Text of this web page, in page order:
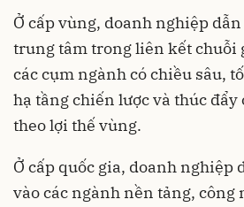
Ở cấp vùng, doanh nghiệp
trung tâm trong liên kết
các cụm ngành có chiều sâu,
hạ tầng chiến lược và thúc
theo lợi thế vùng.
Ở cấp quốc gia, doanh nghiệp
vào các ngành nền tảng, công